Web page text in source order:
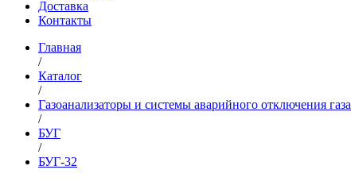
Доставка
Контакты
Главная
/
Каталог
/
Газоанализаторы и системы аварийного отключения газа
/
БУГ
/
БУГ-32